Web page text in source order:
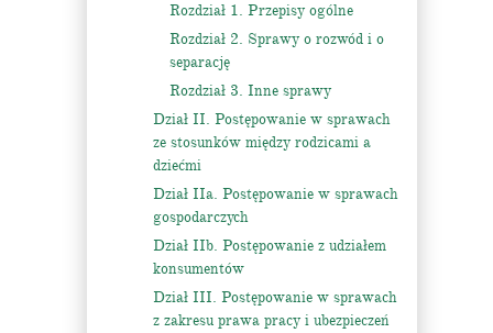
Rozdział 1. Przepisy ogólne
Rozdział 2. Sprawy o rozwód i o
separację
Rozdział 3. Inne sprawy
Dział II. Postępowanie w sprawach
ze stosunków między rodzicami a
dziećmi
Dział IIa. Postępowanie w sprawach
gospodarczych
Dział IIb. Postępowanie z udziałem
konsumentów
Dział III. Postępowanie w sprawach
z zakresu prawa pracy i ubezpieczeń